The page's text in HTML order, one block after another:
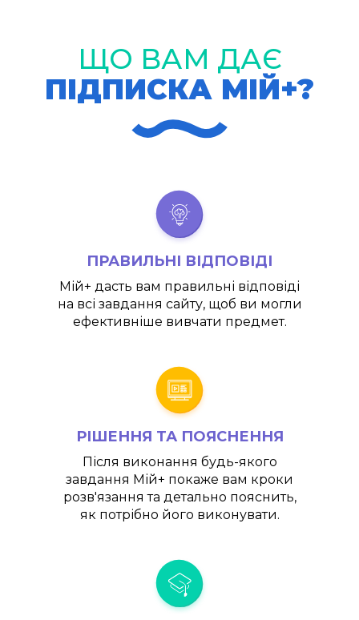
ЩО ВАМ ДАЄ
ПІДПИСКА МІЙ+?
ПРАВИЛЬНІ ВІДПОВІДІ
Мій+ дасть вам правильні відповіді
на всі завдання сайту, щоб ви могли
ефективніше вивчати предмет.
РІШЕННЯ ТА ПОЯСНЕННЯ
Після виконання будь-якого
завдання Мій+ покаже вам кроки
розв'язання та детально пояснить,
як потрібно його виконувати.